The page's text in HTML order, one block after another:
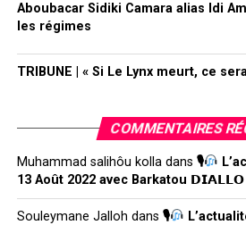
Aboubacar Sidiki Camara alias Idi
les régimes
TRIBUNE | « Si Le Lynx meurt, ce
COMMENTAIRES
Muhammad salihôu kolladans 🎙
13 Août 2022 avec Barkatou 𝗗𝗜𝗔𝗟𝗟𝗢
Souleymane Jalloh dans 🎙